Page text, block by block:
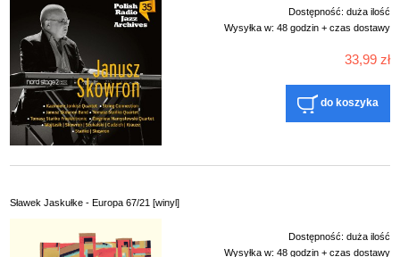
Dostępność: duża ilość
Wysyłka w: 48 godzin + czas dostawy
33,99 zł
do koszyka
Sławek Jaskułke - Europa 67/21 [winyl]
Dostępność: duża ilość
Wysyłka w: 48 godzin + czas dostawy